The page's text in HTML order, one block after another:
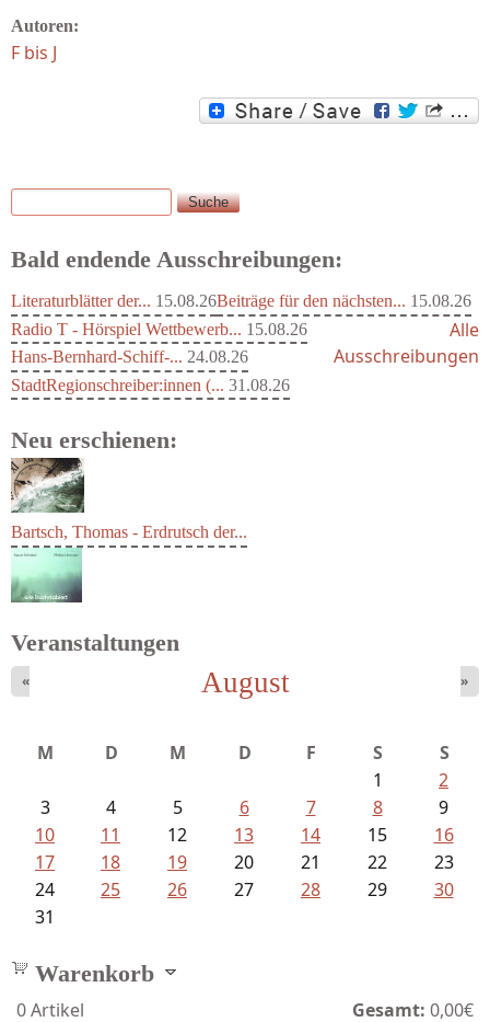
Autoren:
F bis J
Suchformular
Suche
Bald endende Ausschreibungen:
Literaturblätter der... 15.08.26Beiträge für den nächsten... 15.08.26
Radio T - Hörspiel Wettbewerb... 15.08.26
Hans-Bernhard-Schiff-... 24.08.26
StadtRegionschreiber:innen (... 31.08.26
Alle
Ausschreibungen
Neu erschienen:
Bartsch, Thomas - Erdrutsch der...
Veranstaltungen
August
« »
M D M D F S
S
1
2
3
4 5 6 7 8
9
10
11 12 13 14 15
16
17
18 19 20 21 22
23
24
25 26 27 28 29
30
31
Warenkorb
0Artikel Gesamt: 0,00€